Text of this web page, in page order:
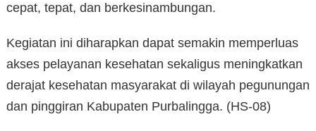
cepat, tepat, dan berkesinambungan.
Kegiatan ini diharapkan dapat semakin memperluas
akses pelayanan kesehatan sekaligus meningkatkan
derajat kesehatan masyarakat di wilayah pegunungan
dan pinggiran Kabupaten Purbalingga. (HS-08)